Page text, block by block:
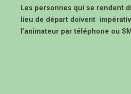
Les personnes qui se rendent
lieu de départ doivent
l’animateur par téléphone ou